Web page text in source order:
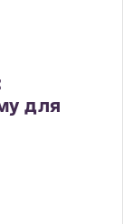
для